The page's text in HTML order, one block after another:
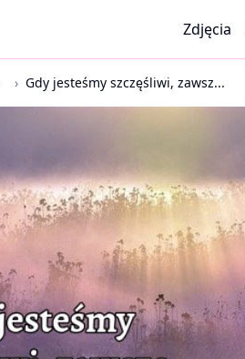
Zdjęcia
› Gdy jesteśmy szczęśliwi, zawsz...